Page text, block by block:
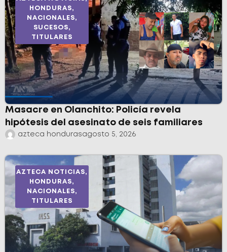
HONDURAS,
NACIONALES,
SUCESOS,
TITULARES
Masacre en Olanchito: Policía revela
hipótesis del asesinato de seis familiares
azteca hondurasagosto 5, 2026
AZTECA NOTICIAS,
HONDURAS,
NACIONALES,
TITULARES